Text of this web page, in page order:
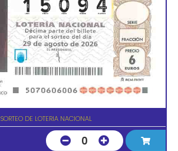
SORTEO DE LOTERIA NACIONAL
0